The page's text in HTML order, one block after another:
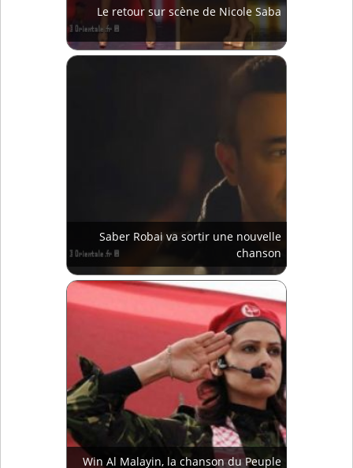
Le retour sur scène de Nicole Saba
Saber Robai va sortir une nouvelle
chanson
Win Al Malayin, la chanson du Peuple